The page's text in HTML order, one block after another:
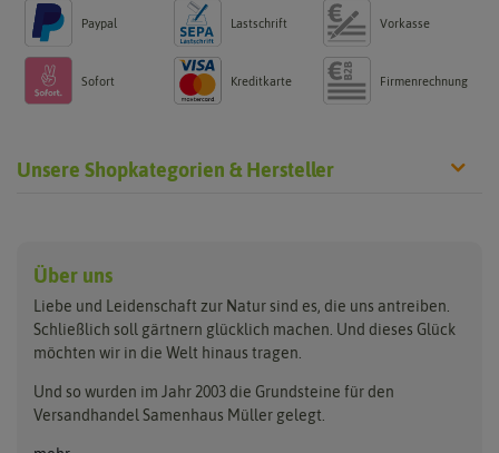
Paypal Lastschrift Vorkasse
Sofort Kreditkarte Firmenrechnung
Unsere Shopkategorien & Hersteller
Anzuchtschalen
Beleuchtung
Erdbeertürme
Folien, Vliese und Netze
Gartengeräte
Keimsprossen
Saatgut für Werbezwecke
Samen-Sets
Gemüsesamen
Benary
Buzzy Seeds
Clever Pots
Dürr-Samen
FLORTUS
Greenline
Grüne Oase
Über uns
Liebe und Leidenschaft zur Natur sind es, die uns antreiben.
Schließlich soll gärtnern glücklich machen. Und dieses Glück
möchten wir in die Welt hinaus tragen.
Und so wurden im Jahr 2003 die Grundsteine für den
Versandhandel Samenhaus Müller gelegt.